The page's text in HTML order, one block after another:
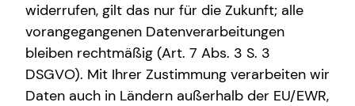
Dienstag
Mittwoch 10:00 - 21:00 Uhr
Donnerstag 10:00 - 21:00 Uhr
widerrufen, gilt das nur für die Zukunft; alle
vorangegangenen Datenverarbeitungen
bleiben rechtmäßig (Art. 7 Abs. 3 S. 3
DSGVO). Mit Ihrer Zustimmung verarbeiten wir
Daten auch in Ländern außerhalb der EU/EWR,